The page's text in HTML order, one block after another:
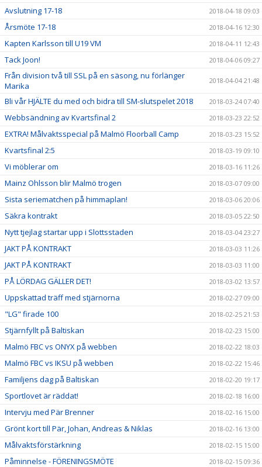
Avslutning 17-18 2018-04-18 09:03
Årsmöte 17-18 2018-04-16 12:30
Kapten Karlsson till U19 VM 2018-04-11 12:43
Tack Joon! 2018-04-06 09:27
Från division två till SSL på en säsong, nu förlänger
Marika
2018-04-04 21:48
Bli vår HJÄLTE du med och bidra till SM-slutspelet 2018 2018-03-24 07:40
Webbsändning av Kvartsfinal 2 2018-03-23 22:52
EXTRA! Målvaktsspecial på Malmö Floorball Camp 2018-03-23 15:52
Kvartsfinal 2:5 2018-03-19 09:10
Vi möblerar om 2018-03-16 11:26
Mainz Ohlsson blir Malmö trogen 2018-03-07 09:00
Sista seriematchen på himmaplan! 2018-03-06 20:06
Säkra kontrakt 2018-03-05 22:50
Nytt tjejlag startar upp i Slottsstaden 2018-03-04 23:27
JAKT PÅ KONTRAKT 2018-03-03 11:26
JAKT PÅ KONTRAKT 2018-03-03 11:00
PÅ LÖRDAG GÄLLER DET! 2018-03-02 13:57
Uppskattad träff med stjärnorna 2018-02-27 09:00
"LG" firade 100 2018-02-25 21:53
Stjärnfyllt på Baltiskan 2018-02-23 15:00
Malmö FBC vs ONYX på webben 2018-02-22 18:03
Malmö FBC vs IKSU på webben 2018-02-22 15:46
Familjens dag på Baltiskan 2018-02-20 19:17
Sportlovet är räddat! 2018-02-18 16:00
Intervju med Pär Brenner 2018-02-16 15:00
Grönt kort till Pär, Johan, Andreas & Niklas 2018-02-16 13:00
Målvaktsförstärkning 2018-02-15 15:00
Påminnelse - FÖRENINGSMÖTE 2018-02-15 09:36